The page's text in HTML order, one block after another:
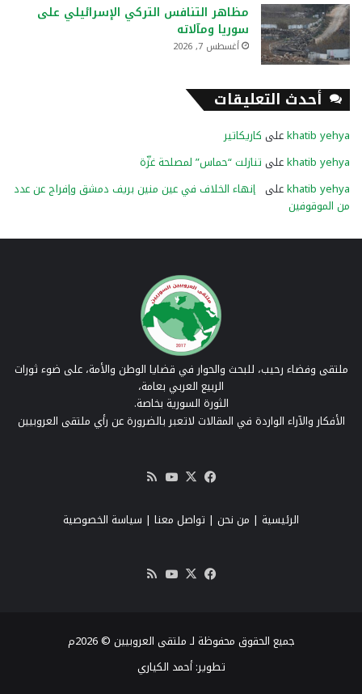
مظاهر التنافس التركي الإسرائيلي على
سوريا ومآلاته
أغسطس 7, 2026
أحدث التعليقات
khatib yehyaعلى كاريكاتير
khatib yehyaعلى تنازلت “حماس” لمصلحة غزّة
khatib yehyaعلى إنهاء الخلاف في عين منين بريف دمشق وإفراج عن عدد
من الموقوفين
ملتقى وفضاء رحيب، للبحث والحوار في قضايا الوطن والأمة، على ضوء ثورات
الربيع العربي بعامة،
الثورة السورية بخاصة.
الأفكار والآراء الواردة في المقالات لاتعبر بالضرورة عن رأي ملتقى العروبيين
فيسبوك
‫X
‫YouTube
RSS
الرئيسية | من نحن | تواصل معنا | سياسة الخصوصية
فيسبوك
‫X
‫YouTube
جميع الحقوق محفوظة لـ ملتقى العروبيين © 2026م
تطوير:أحمد الكياري